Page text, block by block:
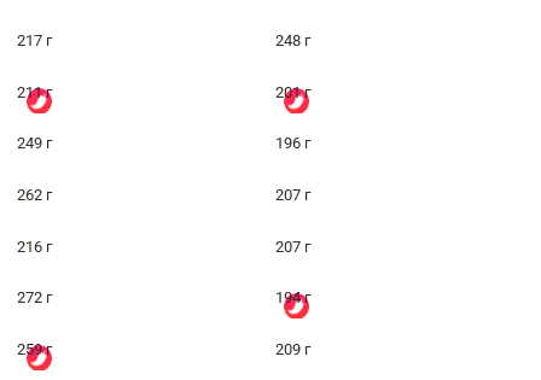
217 г 248 г
211 г 201 г
249 г 196 г
262 г 207 г
216 г 207 г
272 г 194 г
259 г 209 г